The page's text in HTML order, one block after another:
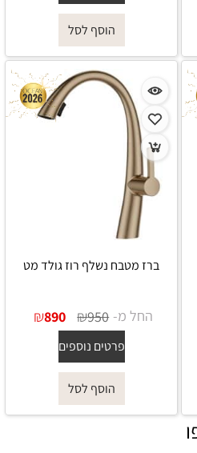
הוסף לסל
ברז מטבח נשלף רוז גולד מט
החל מ- ₪950
₪890
פרטים נוספים
הוסף לסל